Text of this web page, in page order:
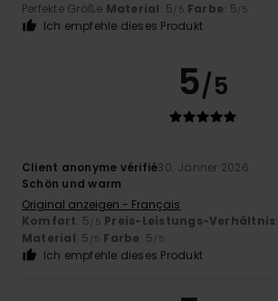
Perfekte Größe Material: 5/5 Farbe: 5/5
Ich empfehle dieses Produkt
5/5
Client anonyme vérifié30. Jänner 2026
Schön und warm
Original anzeigen - Français
Komfort: 5/5 Preis-Leistungs-Verhältnis
Material: 5 /5 Farbe: 5/5
Ich empfehle dieses Produkt